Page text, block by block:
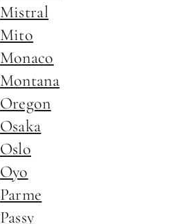
Mistral
Mito
Monaco
Montana
Oregon
Osaka
Oslo
Oyo
Parme
Passy